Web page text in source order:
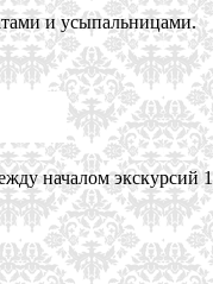
и усыпальницами.
началом